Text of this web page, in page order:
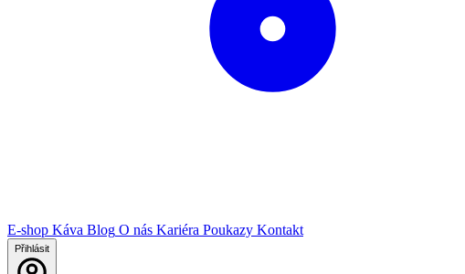
E-shop Káva Blog O nás Kariéra Poukazy Kontakt
Přihlásit